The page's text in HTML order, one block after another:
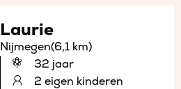
Laurie
Nijmegen(6,1 km)
32 jaar
2 eigen kinderen